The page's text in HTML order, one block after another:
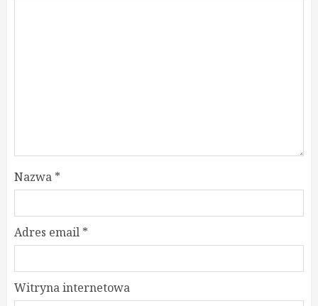
Nazwa *
Adres email *
Witryna internetowa